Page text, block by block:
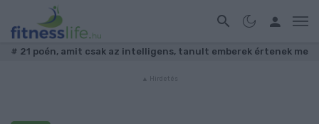
# 21 poén, amit csak az intelligens, tanult emberek értenek me